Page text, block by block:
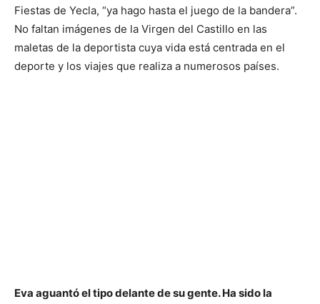
Fiestas de Yecla, “ya hago hasta el juego de la bandera”.
No faltan imágenes de la Virgen del Castillo en las
maletas de la deportista cuya vida está centrada en el
deporte y los viajes que realiza a numerosos países.
Eva aguantó el tipo delante de su gente. Ha sido la